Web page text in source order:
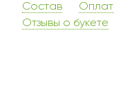
Состав
Отзывы о букете